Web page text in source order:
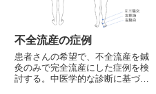
不全流産の症例
患者さんの希望で、不全流産を鍼
灸のみで完全流産にした症例を検
討する。中医学的な診断に基づい